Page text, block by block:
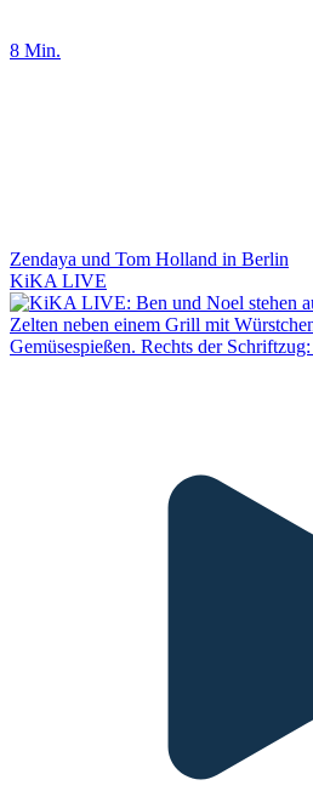
8 Min.
Zendaya und Tom Holland in Berlin
KiKA LIVE